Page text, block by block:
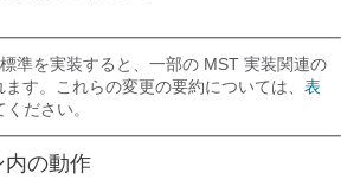
準を実装すると、一部の MST 実装関連の
す。これらの変更の要約については、 表
ださい。
内の動作